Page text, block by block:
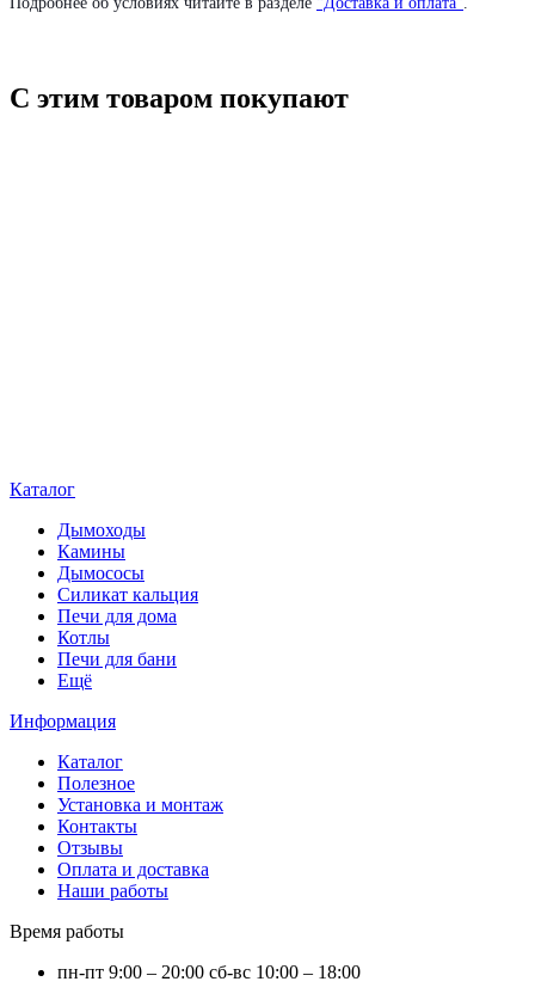
С этим товаром покупают
Каталог
Дымоходы
Камины
Дымососы
Силикат кальция
Печи для дома
Котлы
Печи для бани
Ещё
Информация
Каталог
Полезное
Установка и монтаж
Контакты
Отзывы
Оплата и доставка
Наши работы
Время работы
пн-пт 9:00 – 20:00 сб-вс 10:00 – 18:00